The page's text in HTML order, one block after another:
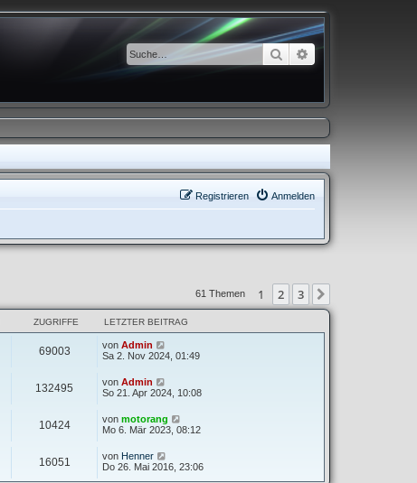
Suche Erweiterte Suche
Anmelden
Registrieren
61 Themen 1 2 3
ZUGRIFFE LETZTER BEITRAG
69003 von Admin
Sa 2. Nov 2024, 01:49
132495 von Admin
So 21. Apr 2024, 10:08
10424 von motorang
Mo 6. Mär 2023, 08:12
16051 von Henner
Do 26. Mai 2016, 23:06